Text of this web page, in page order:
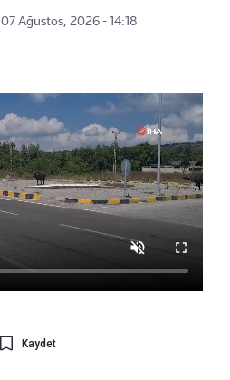
07 Ağustos, 2026 - 14:18
Kaydet